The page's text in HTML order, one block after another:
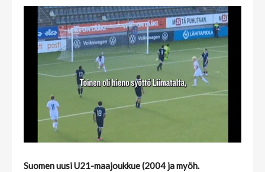
Suomen uusi U21-maajoukkue (2004 ja myöh.